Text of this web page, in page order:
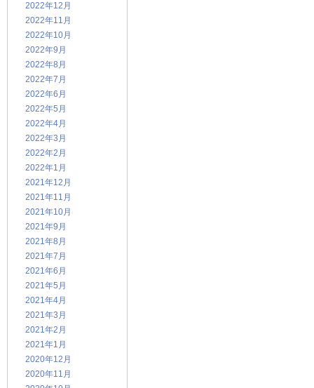
2022年12月
2022年11月
2022年10月
2022年9月
2022年8月
2022年7月
2022年6月
2022年5月
2022年4月
2022年3月
2022年2月
2022年1月
2021年12月
2021年11月
2021年10月
2021年9月
2021年8月
2021年7月
2021年6月
2021年5月
2021年4月
2021年3月
2021年2月
2021年1月
2020年12月
2020年11月